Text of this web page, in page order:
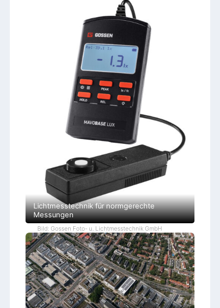
Lichtmesstechnik für normgerechte
Messungen
Bild: Gossen Foto- u. Lichtmesstechnik GmbH